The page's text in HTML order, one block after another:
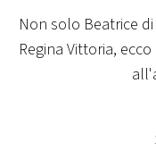
NEWS
Non solo Beatrice
Regina Vittoria,